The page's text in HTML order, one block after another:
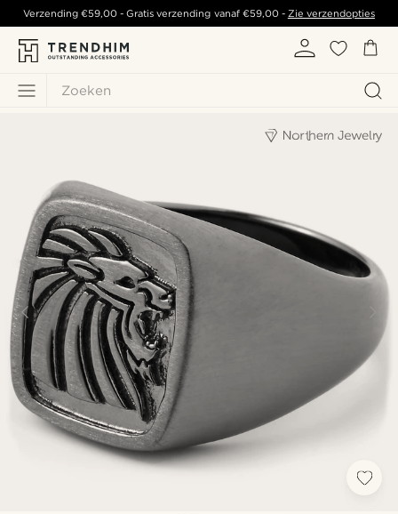
Zoeken
Verzending€59,00 - Gratis verzending vanaf €59,00- Zie verzendopties